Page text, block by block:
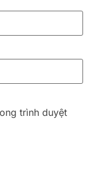
trình duyệt